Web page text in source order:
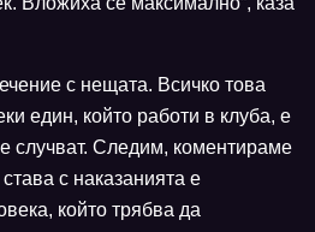
с нещата. Всичко това
един, който работи в клуба, е
случват. Следим, коментираме
с наказанията е
който трябва да